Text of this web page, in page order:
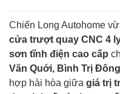
Chiến Long Autohome
cửa trượt quay CNC 4
sơn tĩnh điện cao cấp
Văn Quới, Bình Trị
hợp hài hòa giữa giá trị